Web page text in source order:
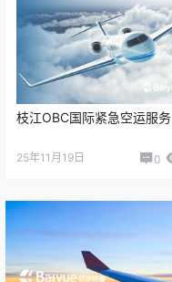
枝江OBC国际紧急空运服务
25年11月19日 0